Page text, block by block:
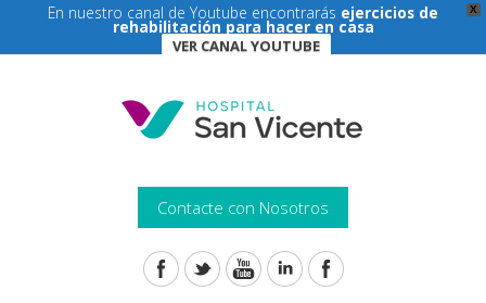
X
En nuestro canal de Youtube encontrarás ejercicios de
rehabilitación para hacer en casa
VER CANAL YOUTUBE
Contacte con Nosotros